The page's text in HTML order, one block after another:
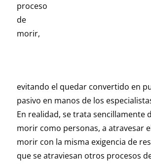
proceso
de
morir,
evitando el quedar convertido en
pasivo en manos de los
En realidad, se trata sencillamente
morir como personas, a atravesar
morir con la misma exigencia de
que se atraviesan otros procesos